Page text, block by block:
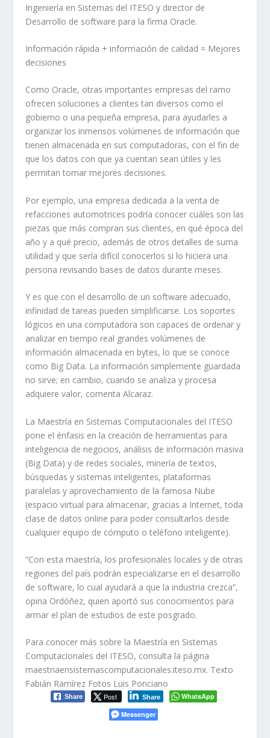
Ingeniería en Sistemas del ITESO y director de
Desarrollo de software para la firma Oracle.
Información rápida + información de calidad = Mejores
decisiones
Como Oracle, otras importantes empresas del ramo
ofrecen soluciones a clientes tan diversos como el
gobierno o una pequeña empresa, para ayudarles a
organizar los inmensos volúmenes de información que
tienen almacenada en sus computadoras, con el fin de
que los datos con que ya cuentan sean útiles y les
permitan tomar mejores decisiones.
Por ejemplo, una empresa dedicada a la venta de
refacciones automotrices podría conocer cuáles son las
piezas que más compran sus clientes, en qué época del
año y a qué precio, además de otros detalles de suma
utilidad y que sería difícil conocerlos si lo hiciera una
persona revisando bases de datos durante meses.
Y es que con el desarrollo de un software adecuado,
infinidad de tareas pueden simplificarse. Los soportes
lógicos en una computadora son capaces de ordenar y
analizar en tiempo real grandes volúmenes de
información almacenada en bytes, lo que se conoce
como Big Data. La información simplemente guardada
no sirve; en cambio, cuando se analiza y procesa
adquiere valor, comenta Alcaraz.
La Maestría en Sistemas Computacionales del ITESO
pone el énfasis en la creación de herramientas para
inteligencia de negocios, análisis de información masiva
(Big Data) y de redes sociales, minería de textos,
búsquedas y sistemas inteligentes, plataformas
paralelas y aprovechamiento de la famosa Nube
(espacio virtual para almacenar, gracias a Internet, toda
clase de datos online para poder consultarlos desde
cualquier equipo de cómputo o teléfono inteligente).
“Con esta maestría, los profesionales locales y de otras
regiones del país podrán especializarse en el desarrollo
de software, lo cual ayudará a que la industria crezca”,
opina Ordóñez, quien aportó sus conocimientos para
armar el plan de estudios de este posgrado.
Para conocer más sobre la Maestría en Sistemas
Computacionales del ITESO, consulta la página
maestriaensistemascomputacionales.iteso.mx. Texto
Fabián Ramírez Fotos Luis Ponciano
Share Post Share
WhatsApp
Messenger